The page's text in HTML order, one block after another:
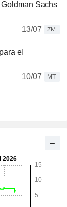
Sachs
13/07
ZM
el
10/07
MT